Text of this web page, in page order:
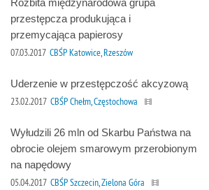
przestępcza produkująca i
przemycająca papierosy
07.03.2017 CBŚP Katowice, Rzeszów
Uderzenie w przestępczość akcyzową
23.02.2017 CBŚP Chełm, Częstochowa
Wyłudzili 26 mln od Skarbu Państwa na
obrocie olejem smarowym przerobionym
na napędowy
05.04.2017 CBŚP Szczecin, Zielona Góra